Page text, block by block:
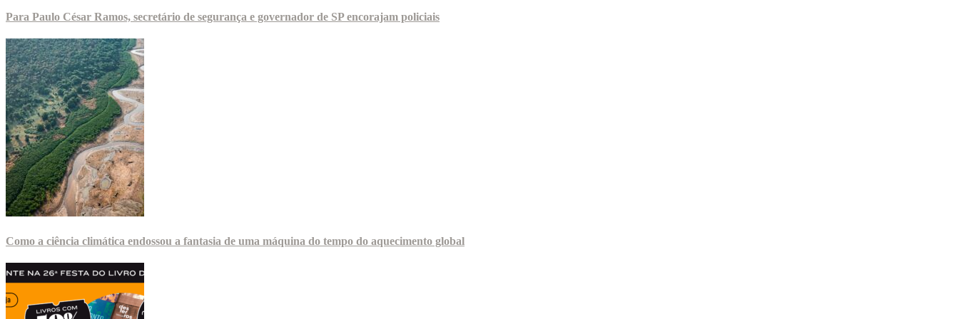
Para Paulo César Ramos, secretário de segurança e governador de SP encorajam policiais
Como a ciência climática endossou a fantasia de uma máquina do tempo do aquecimento global